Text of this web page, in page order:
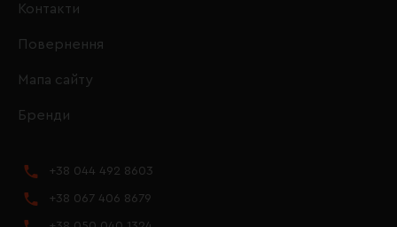
Контакти
Повернення
Мапа сайту
Бренди
+38 044 492 8603
+38 067 406 8679